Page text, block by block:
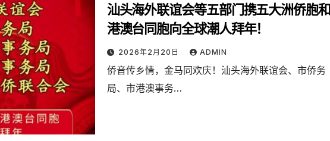
汕头海外联谊会等五部门携五大洲侨胞和
港澳台同胞向全球潮人拜年！
2026年2月20日 ADMIN
侨音传乡情，金马同欢庆！汕头海外联谊会、市侨务
局、市港澳事务…